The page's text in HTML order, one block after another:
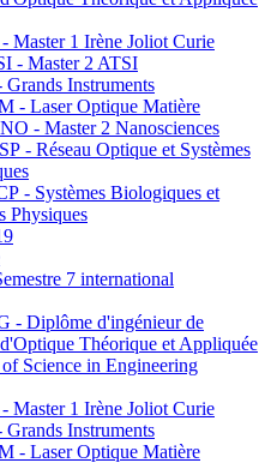
Master 1 Irène Joliot Curie
- Master 2 ATSI
Instruments
- Laser Optique Matière
- Master 2 Nanosciences
- Réseau Optique et Systèmes
- Systèmes Biologiques et
Physiques
7 international
- Diplôme d'ingénieur de
Théorique et Appliquée
Science in Engineering
Master 1 Irène Joliot Curie
Instruments
- Laser Optique Matière